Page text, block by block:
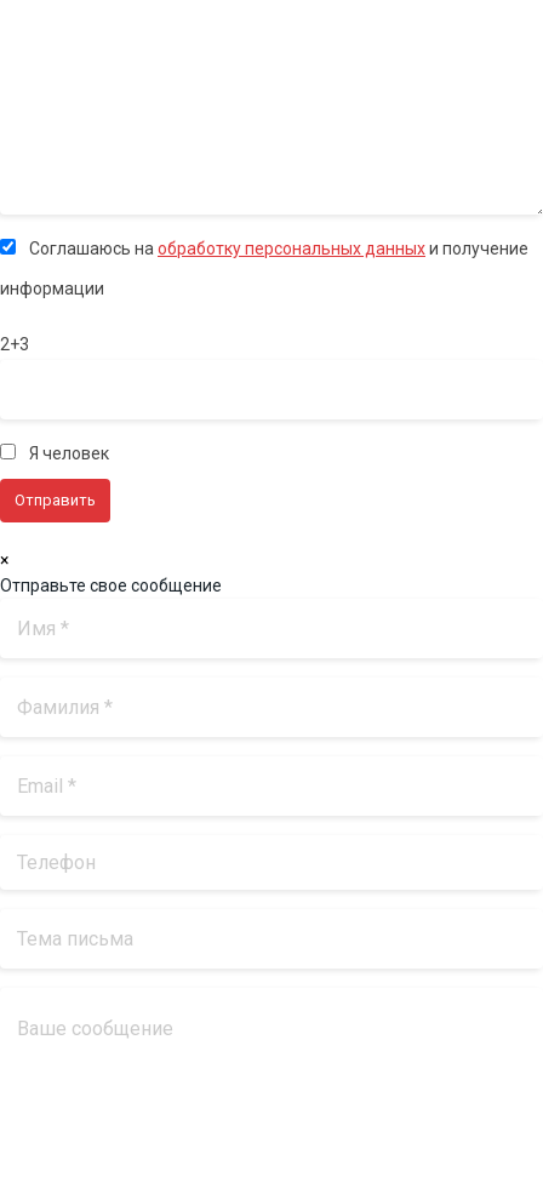
Соглашаюсь на обработку персональных данныхи получение
информации
2+3
Я человек
×
Отправьте свое сообщение